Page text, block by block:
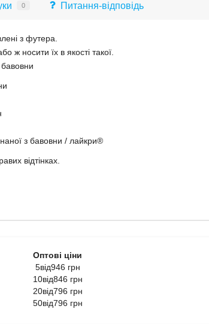
0 Питання-відповідь
з футера.
ж носити їх в якості такої.
з бавовни / лайкри®
відтінках.
Оптові ціни
5від946 грн
10від846 грн
20від796 грн
50від796 грн